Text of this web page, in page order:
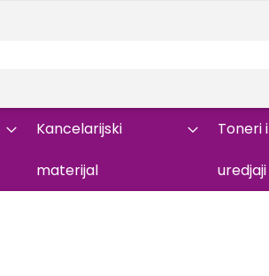
Kancelarijski
materijal
Toneri i
uredjaji